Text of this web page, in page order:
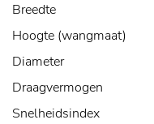
Breedte
Hoogte (wangmaat)
Diameter
Draagvermogen
Snelheidsindex